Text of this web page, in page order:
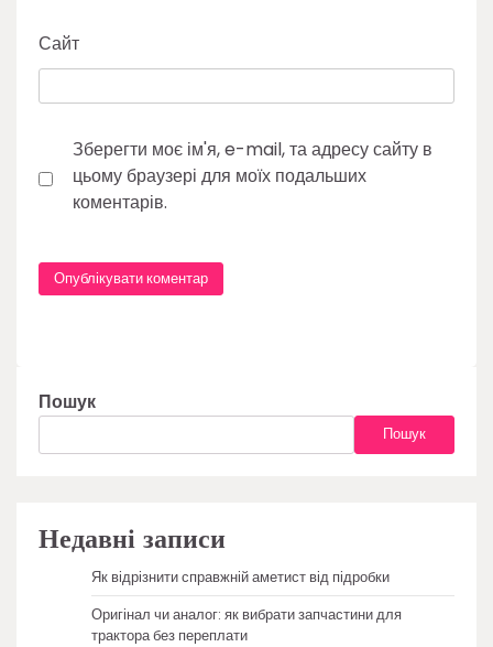
Сайт
Зберегти моє ім'я, e-mail, та адресу сайту в
цьому браузері для моїх подальших
коментарів.
Пошук
Пошук
Недавні записи
Як відрізнити справжній аметист від підробки
Оригінал чи аналог: як вибрати запчастини для
трактора без переплати